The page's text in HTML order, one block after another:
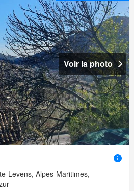
Voir la photo
Levens, Alpes-Maritimes,